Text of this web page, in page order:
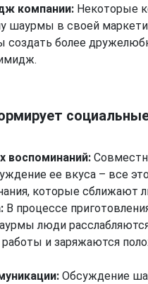
компании: Некоторые
шаурмы в своей
создать более
воспоминаний:
ее вкуса – все
которые сближают
В процессе
люди
работы и заряжаются
Обсуждение